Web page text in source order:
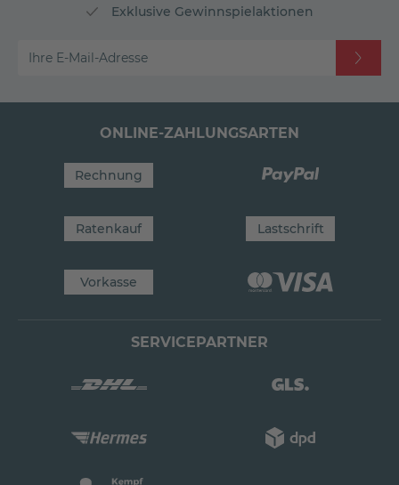
Exklusive Gewinnspielaktionen
Ihre E-Mail-Adresse
ONLINE-ZAHLUNGSARTEN
Rechnung
Ratenkauf Lastschrift
Vorkasse
SERVICEPARTNER